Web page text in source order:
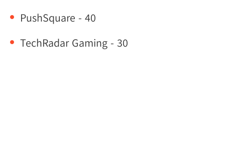
PushSquare - 40
TechRadar Gaming - 30